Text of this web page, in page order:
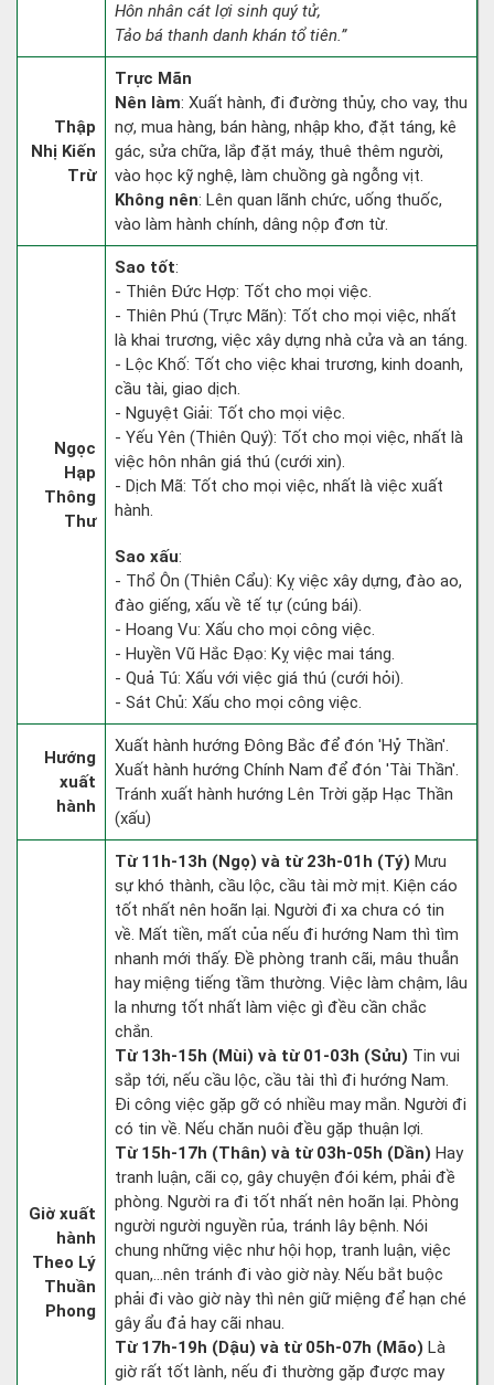
Hôn nhân cát lợi sinh quý tử,
Tảo bá thanh danh khán tổ tiên.”
Thập
Nhị Kiến
Trừ
Trực Mãn
Nên làm: Xuất hành, đi đường thủy, cho vay, thu
nợ, mua hàng, bán hàng, nhập kho, đặt táng, kê
gác, sửa chữa, lắp đặt máy, thuê thêm người,
vào học kỹ nghệ, làm chuồng gà ngỗng vịt.
Không nên: Lên quan lãnh chức, uống thuốc,
vào làm hành chính, dâng nộp đơn từ.
Ngọc
Hạp
Thông
Thư
Sao tốt:
- Thiên Đức Hợp: Tốt cho mọi việc.
- Thiên Phú (Trực Mãn): Tốt cho mọi việc, nhất
là khai trương, việc xây dựng nhà cửa và an táng.
- Lộc Khố: Tốt cho việc khai trương, kinh doanh,
cầu tài, giao dịch.
- Nguyệt Giải: Tốt cho mọi việc.
- Yếu Yên (Thiên Quý): Tốt cho mọi việc, nhất là
việc hôn nhân giá thú (cưới xin).
- Dịch Mã: Tốt cho mọi việc, nhất là việc xuất
hành.
Sao xấu:
- Thổ Ôn (Thiên Cẩu): Kỵ việc xây dựng, đào ao,
đào giếng, xấu về tế tự (cúng bái).
- Hoang Vu: Xấu cho mọi công việc.
- Huyền Vũ Hắc Đạo: Kỵ việc mai táng.
- Quả Tú: Xấu với việc giá thú (cưới hỏi).
- Sát Chủ: Xấu cho mọi công việc.
Hướng
xuất
hành
Xuất hành hướng Đông Bắc để đón 'Hỷ Thần'.
Xuất hành hướng Chính Nam để đón 'Tài Thần'.
Tránh xuất hành hướng Lên Trời gặp Hạc Thần
(xấu)
Giờ xuất
hành
Theo Lý
Thuần
Phong
Từ 11h-13h (Ngọ) và từ 23h-01h (Tý) Mưu
sự khó thành, cầu lộc, cầu tài mờ mịt. Kiện cáo
tốt nhất nên hoãn lại. Người đi xa chưa có tin
về. Mất tiền, mất của nếu đi hướng Nam thì tìm
nhanh mới thấy. Đề phòng tranh cãi, mâu thuẫn
hay miệng tiếng tầm thường. Việc làm chậm, lâu
la nhưng tốt nhất làm việc gì đều cần chắc
chắn.
Từ 13h-15h (Mùi) và từ 01-03h (Sửu) Tin vui
sắp tới, nếu cầu lộc, cầu tài thì đi hướng Nam.
Đi công việc gặp gỡ có nhiều may mắn. Người đi
có tin về. Nếu chăn nuôi đều gặp thuận lợi.
Từ 15h-17h (Thân) và từ 03h-05h (Dần) Hay
tranh luận, cãi cọ, gây chuyện đói kém, phải đề
phòng. Người ra đi tốt nhất nên hoãn lại. Phòng
người người nguyền rủa, tránh lây bệnh. Nói
chung những việc như hội họp, tranh luận, việc
quan,…nên tránh đi vào giờ này. Nếu bắt buộc
phải đi vào giờ này thì nên giữ miệng để hạn ché
gây ẩu đả hay cãi nhau.
Từ 17h-19h (Dậu) và từ 05h-07h (Mão) Là
giờ rất tốt lành, nếu đi thường gặp được may